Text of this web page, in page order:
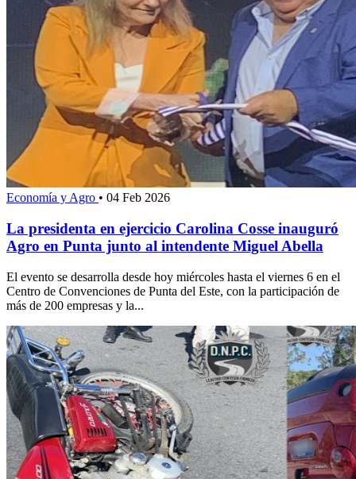
Economía y Agro • 04 Feb 2026
La presidenta en ejercicio Carolina Cosse inauguró
Agro en Punta junto al intendente Miguel Abella
El evento se desarrolla desde hoy miércoles hasta el viernes 6 en el
Centro de Convenciones de Punta del Este, con la participación de
más de 200 empresas y la...